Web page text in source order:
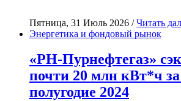
Пятница, 31 Июль 2026 /Читать
Энергетика и фондовый рынок
«РН-Пурнефтегаз»
почти 20 млн кВт*ч за
полугодие 2024